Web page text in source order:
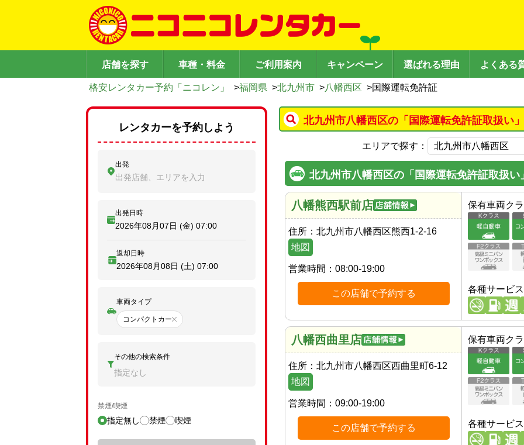
店舗を探す 車種・料金 ご利用案内 キャンペーン 選ばれる理由 よくある
格安レンタカー予約「ニコレン」 >福岡県 >北九州市 >八幡西区 >国際運転免許証
北九州市八幡西区の「国際運転免許証取扱い
エリアで探す：
北九州市八幡西区の「国際運転免許証取扱
八幡熊西駅前店
住所： 北九州市八幡西区熊西1-2-16
地図
営業時間： 08:00-19:00
この店舗で予約する
保有車両ク
各種サービス
八幡西曲里店
住所： 北九州市八幡西区西曲里町6-12
地図
営業時間： 09:00-19:00
この店舗で予約する
保有車両ク
各種サービス
レンタカーを予約しよう
出発
出発店舗、エリアを入力
出発日時
2026年08月07日 (金) 07:00
返却日時
2026年08月08日 (土) 07:00
車両タイプ
コンパクトカー
その他の検索条件
指定なし
禁煙/喫煙
指定無し 禁煙 喫煙